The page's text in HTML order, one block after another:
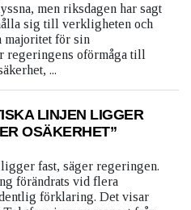
men riksdagen har sagt
sig till verkligheten och
majoritet för sin
regeringens oförmåga till
...
LINJEN LIGGER
OSÄKERHET”
fast, säger regeringen.
förändrats vid flera
förklaring. Det visar